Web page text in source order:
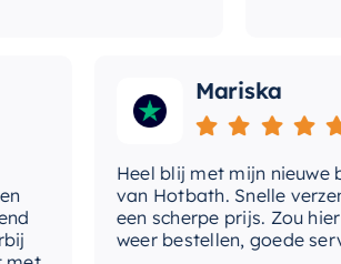
Mariska
Heel blij met mijn nieuwe
van Hotbath. Snelle
een scherpe prijs. Zou hier
weer bestellen, goede service!